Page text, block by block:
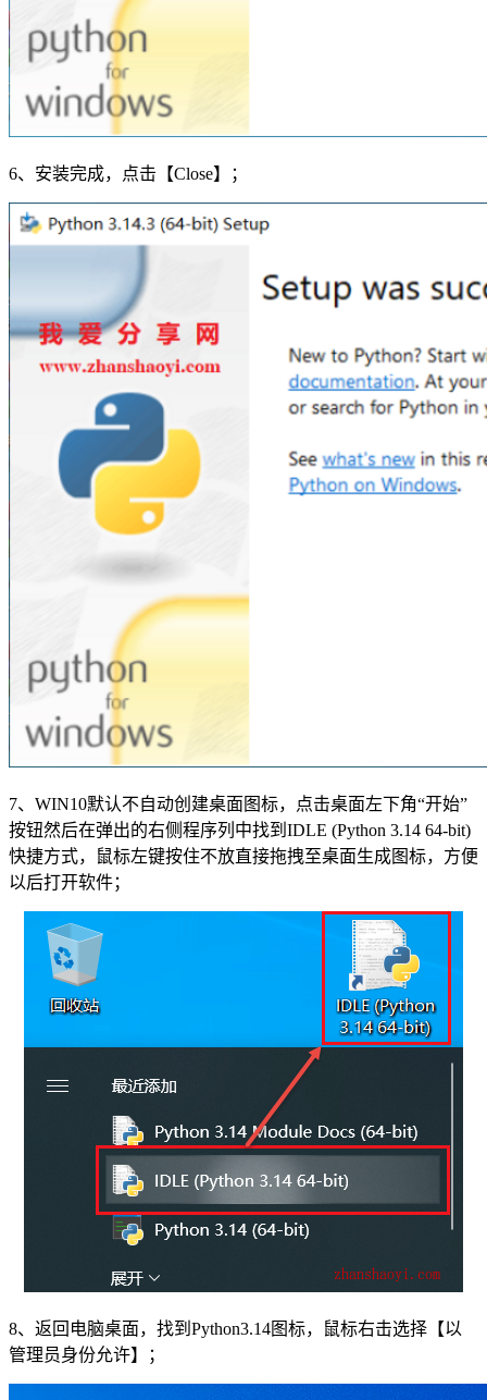
6、安装完成，点击【Close】；
7、WIN10默认不自动创建桌面图标，点击桌面左下角“开始”
按钮然后在弹出的右侧程序列中找到IDLE (Python 3.14 64-bit)
快捷方式，鼠标左键按住不放直接拖拽至桌面生成图标，方便
以后打开软件；
8、返回电脑桌面，找到Python3.14图标，鼠标右击选择【以
管理员身份允许】；